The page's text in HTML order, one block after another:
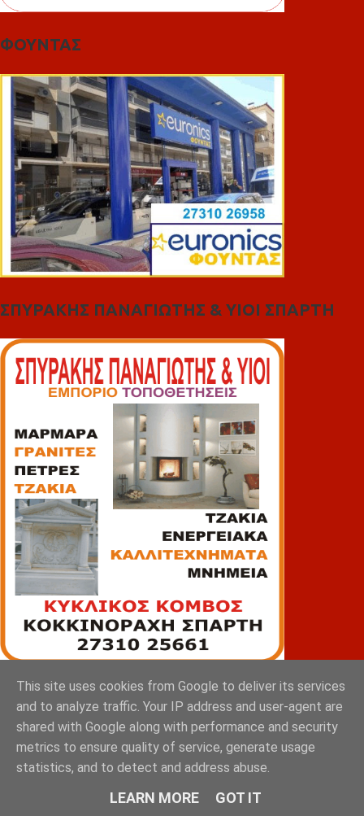
ΦΟΥΝΤΑΣ
ΣΠΥΡΑΚΗΣ ΠΑΝΑΓΙΩΤΗΣ & YIOI ΣΠΑΡΤΗ
ΠΙΑΤΣΑ
This site uses cookies from Google to deliver its services
and to analyze traffic. Your IP address and user-agent are
shared with Google along with performance and security
metrics to ensure quality of service, generate usage
statistics, and to detect and address abuse.
LEARN MORE GOT IT